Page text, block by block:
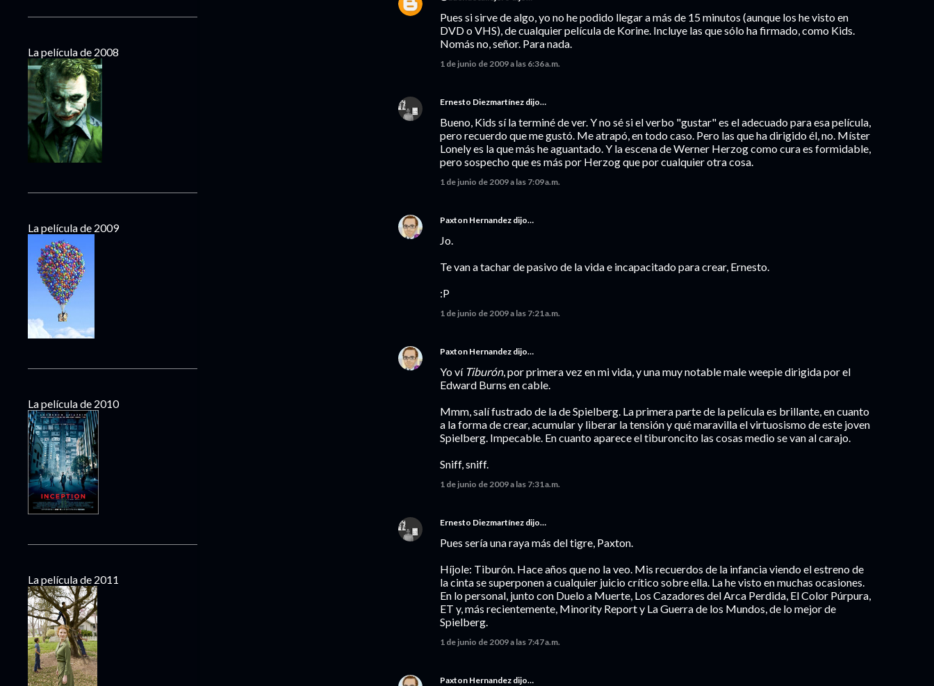
Pues si sirve de algo, yo no he podido llegar a más de 15 minutos (aunque los he visto en
DVD o VHS), de cualquier película de Korine. Incluye las que sólo ha firmado, como Kids.
Nomás no, señor. Para nada.
1 de junio de 2009 a las 6:36 a.m.
Ernesto Diezmartínez dijo…
Bueno, Kids sí la terminé de ver. Y no sé si el verbo "gustar" es el adecuado para esa película,
pero recuerdo que me gustó. Me atrapó, en todo caso. Pero las que ha dirigido él, no. Míster
Lonely es la que más he aguantado. Y la escena de Werner Herzog como cura es formidable,
pero sospecho que es más por Herzog que por cualquier otra cosa.
1 de junio de 2009 a las 7:09 a.m.
Paxton Hernandez dijo…
Jo.
Te van a tachar de pasivo de la vida e incapacitado para crear, Ernesto.
:P
1 de junio de 2009 a las 7:21 a.m.
Paxton Hernandez dijo…
Yo ví Tiburón, por primera vez en mi vida, y una muy notable male weepie dirigida por el
Edward Burns en cable.
Mmm, salí fustrado de la de Spielberg. La primera parte de la película es brillante, en cuanto
a la forma de crear, acumular y liberar la tensión y qué maravilla el virtuosismo de este joven
Spielberg. Impecable. En cuanto aparece el tiburoncito las cosas medio se van al carajo.
Sniff, sniff.
1 de junio de 2009 a las 7:31 a.m.
Ernesto Diezmartínez dijo…
Pues sería una raya más del tigre, Paxton.
Híjole: Tiburón. Hace años que no la veo. Mis recuerdos de la infancia viendo el estreno de
la cinta se superponen a cualquier juicio crítico sobre ella. La he visto en muchas ocasiones.
En lo personal, junto con Duelo a Muerte, Los Cazadores del Arca Perdida, El Color Púrpura,
ET y, más recientemente, Minority Report y La Guerra de los Mundos, de lo mejor de
Spielberg.
1 de junio de 2009 a las 7:47 a.m.
Paxton Hernandez dijo…
La película de 2008
La película de 2009
La película de 2010
La película de 2011